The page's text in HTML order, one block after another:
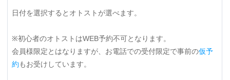
日付を選択するとオトストが選べます。
※初心者のオトストはWEB予約不可となります。
会員様限定とはなりますが、お電話での受付限定で事前の仮予
約もお受けしています。